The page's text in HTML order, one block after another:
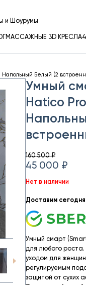
и Шоурумы
МАССАЖНЫЕ 3D КРЕСЛА
Белый (2
Умный
Hatico
160 500₽
45 000 ₽
Нет в наличии
Доставим
Умный смарт
для любого роста.
уходом для
регулируемым
защитой от сухих